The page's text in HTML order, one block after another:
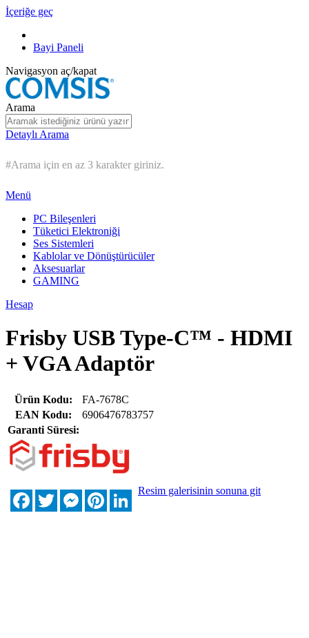
İçeriğe geç
Bayi Paneli
Navigasyon aç/kapat
Arama
Detaylı Arama
#Arama için en az 3 karakter giriniz.
Menü
PC Bileşenleri
Tüketici Elektroniği
Ses Sistemleri
Kablolar ve Dönüştürücüler
Aksesuarlar
GAMING
Hesap
Frisby USB Type-C™ - HDMI
+ VGA Adaptör
Ürün Kodu:
FA-7678C
EAN Kodu:
6906476783757
Garanti Süresi:
FacebookTwitterMessengerPinterestLinkedIn
Resim galerisinin sonuna git